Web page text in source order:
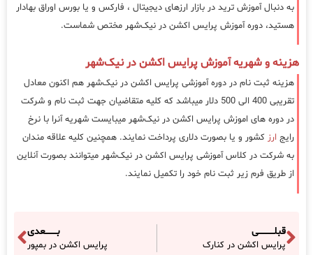
به دنبال آموزش ترید در بازار ارزهای دیجیتال ، فارکس و یا بورس اوراق بهادار
هستید، دوره آموزش پرایس اکشن در نیک‌شهر مختص شماست.
هزینه و شهریه آموزش پرایس اکشن در نیک‌شهر
هزینه ثبت نام در دوره آموزشی پرایس اکشن در نیک‌شهر هم اکنون معادل
تقریبی 400 الی 500 دلار میباشد که کلیه متقاضیان جهت ثبت نام و شرکت
در دوره های اموزش پرایس اکشن در نیک‌شهر میبایست شهریه آنرا با نرخ
رایج ارز کشور و یا بصورت دلاری پرداخت نمایند. همچنین کلیه علاقه مندان
به شرکت در کلاس آموزشی پرایس اکشن در نیک‌شهر میتوانند بصورت آنلاین
از طریق فرم زیر ثبت نام خود را تکمیل نمایند.
قبلـــــــــــی
پرایس اکشن در کنارک
بــــــــعدی
پرایس اکشن در بمپور